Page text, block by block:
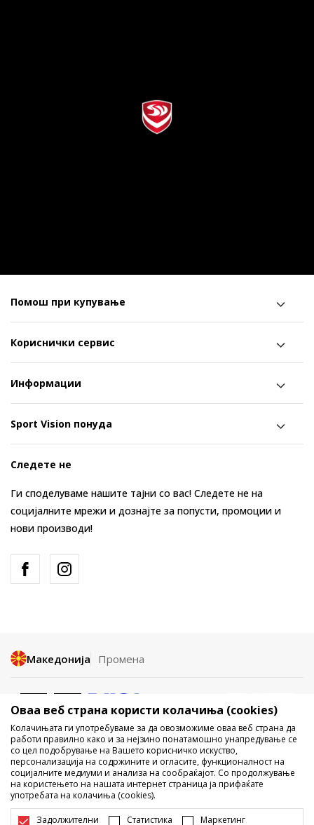
Помош при купување
Кориснички сервис
Информации
Sport Vision понуда
Следете не
Ги споделуваме нашите тајни со вас! Следете не на
социјалните мрежи и дознајте за попусти, промоции и
нови производи!
Македонија Промена
Не е дозволено превземање или користење на содржината од
интернет страните на Sport Vision, делумно или целосно a се
однесува на логоа, трговски марки, комерцијални содржини, ниту
истите да се отстапуваат на трети лица, јавно да се објавуваат или да
се користат за било какви цели, без писмена согласност од БДС.МК
ДООЕЛ.
Оваа веб страна користи колачиња (cookies)
Колачињата ги употребуваме за да овозможиме оваа веб страна да
работи правилно како и за нејзино понатамошно унапредување се
со цел подобрување на Вашето корисничко искуство,
персонализација на содржините и огласите, функционалност на
социјалните медиуми и анализа на сообраќајот. Со продолжување
на користењето на нашата интернет страница ја прифаќате
употребата на колачиња (cookies).
Задолжителни Статистика Маркетинг